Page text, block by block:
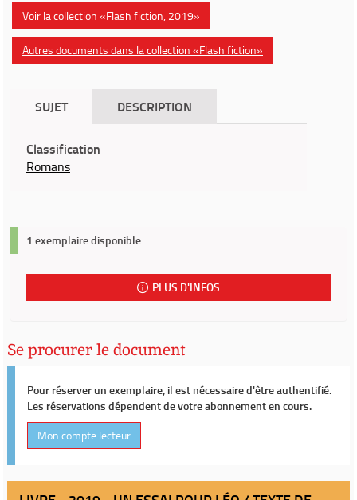
Voir la collection «Flash fiction, 2019»
Autres documents dans la collection «Flash fiction»
SUJET DESCRIPTION
Classification
Romans
1 exemplaire disponible
PLUS D'INFOS
Se procurer le document
Pour réserver un exemplaire, il est nécessaire d'être authentifié.
Les réservations dépendent de votre abonnement en cours.
Mon compte lecteur